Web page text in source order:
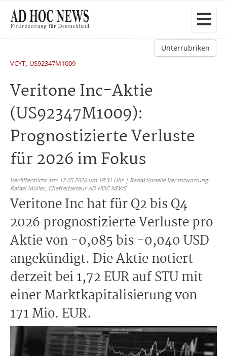
Unterrubriken
VCYT, US92347M1009
Veritone Inc-Aktie
(US92347M1009):
Prognostizierte Verluste
für 2026 im Fokus
Veröffentlicht am: 12.05.2026 um 18:31 Uhr | Redaktionelle Verantwortung:
Rafael Müller, Chefredakteur AD HOC NEWS
Veritone Inc hat für Q2 bis Q4
2026 prognostizierte Verluste pro
Aktie von -0,085 bis -0,040 USD
angekündigt. Die Aktie notiert
derzeit bei 1,72 EUR auf STU mit
einer Marktkapitalisierung von
171 Mio. EUR.